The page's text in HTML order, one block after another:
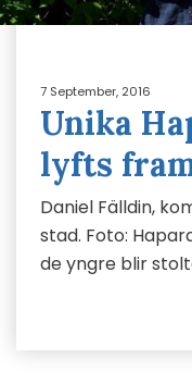
7 September, 2016
Unika
lyfts
Daniel Fälldin,
stad. Foto:
de yngre blir